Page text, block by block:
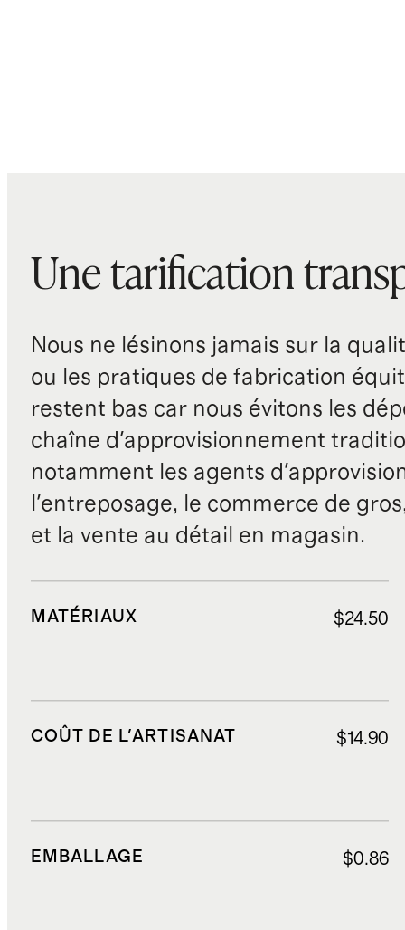
Une tarification
Nous ne lésinons jamais sur la
ou les pratiques de fabrication
restent bas car nous évitons les
chaîne d'approvisionnement
notamment les agents
l'entreposage, le commerce de
et la vente au détail en magasin.
MATÉRIAUX $24.50
COÛT DE L'ARTISANAT $14.90
EMBALLAGE $0.86